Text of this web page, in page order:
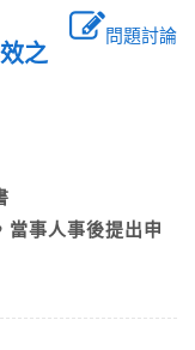
問題討論
之
當事人事後提出申